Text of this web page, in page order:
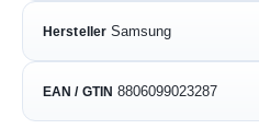
Hersteller Samsung
EAN / GTIN 8806099023287